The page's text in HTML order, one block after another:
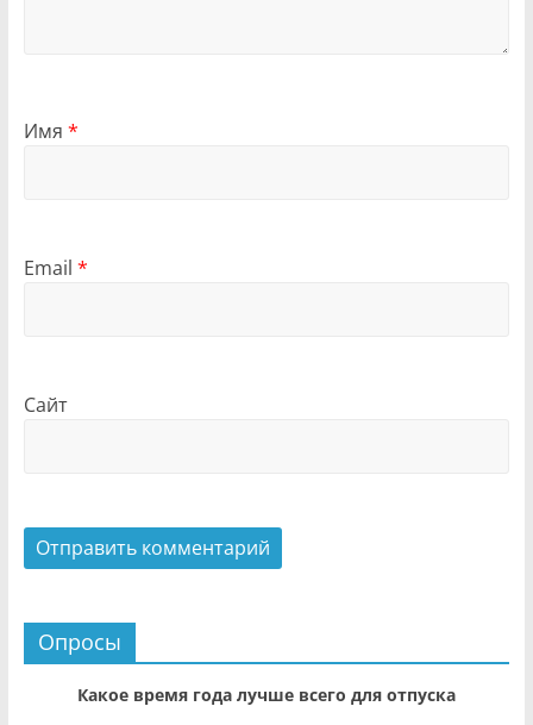
Имя *
Email *
Сайт
Опросы
Какое время года лучше всего для отпуска